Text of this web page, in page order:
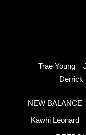
Trae Young
Derrick
NEW BALANCE
Kawhi Leonard